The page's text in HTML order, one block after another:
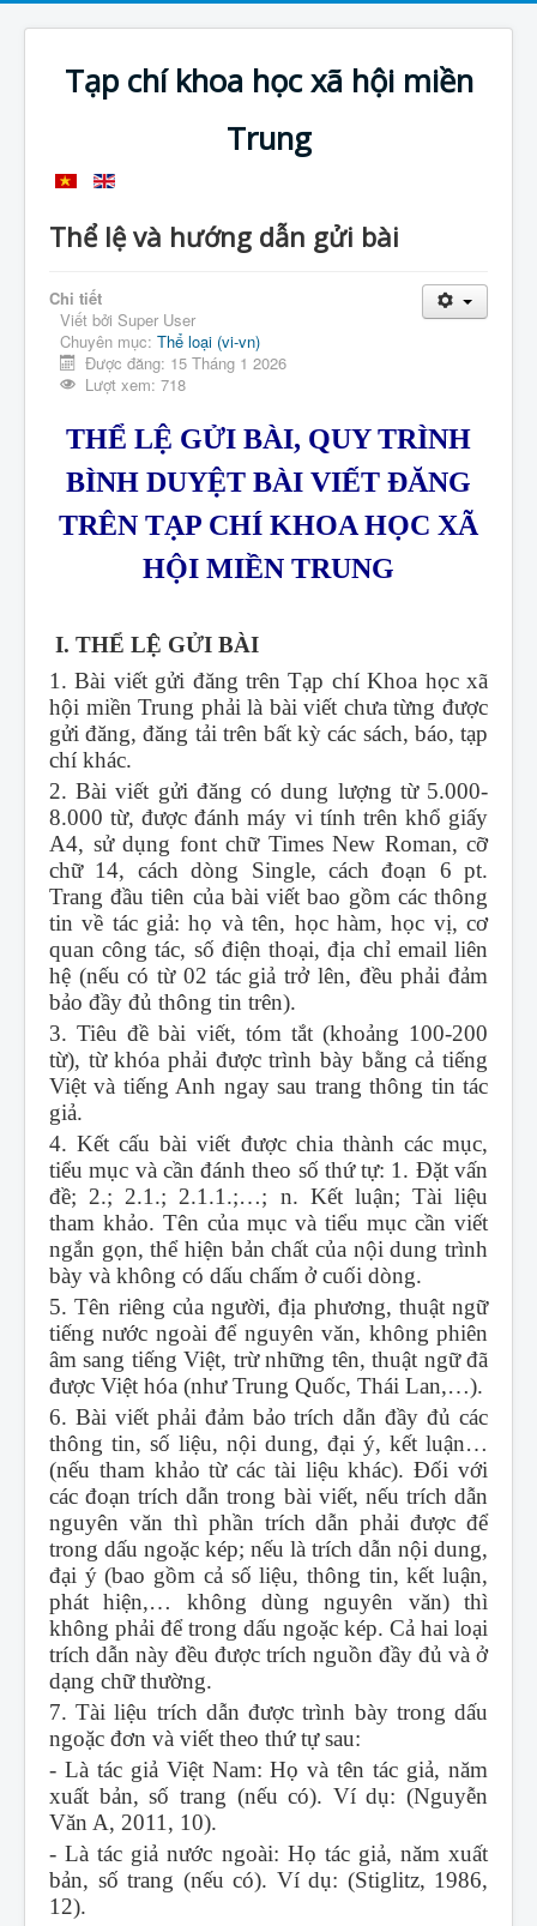
Tạp chí khoa học xã hội miền
Trung
Thể lệ và hướng dẫn gửi bài
Chi tiết
Viết bởi Super User
Chuyên mục: Thể loại (vi-vn)
Được đăng: 15 Tháng 1 2026
Lượt xem: 718
THỂ LỆ GỬI BÀI, QUY TRÌNH
BÌNH DUYỆT BÀI VIẾT ĐĂNG
TRÊN TẠP CHÍ KHOA HỌC XÃ
HỘI MIỀN TRUNG
I. THỂ LỆ GỬI BÀI
1. Bài viết gửi đăng trên Tạp chí Khoa học xã
hội miền Trung phải là bài viết chưa từng được
gửi đăng, đăng tải trên bất kỳ các sách, báo, tạp
chí khác.
2. Bài viết gửi đăng có dung lượng từ 5.000-
8.000 từ, được đánh máy vi tính trên khổ giấy
A4, sử dụng font chữ Times New Roman, cỡ
chữ 14, cách dòng Single, cách đoạn 6 pt.
Trang đầu tiên của bài viết bao gồm các thông
tin về tác giả: họ và tên, học hàm, học vị, cơ
quan công tác, số điện thoại, địa chỉ email liên
hệ (nếu có từ 02 tác giả trở lên, đều phải đảm
bảo đầy đủ thông tin trên).
3. Tiêu đề bài viết, tóm tắt (khoảng 100-200
từ), từ khóa phải được trình bày bằng cả tiếng
Việt và tiếng Anh ngay sau trang thông tin tác
giả.
4. Kết cấu bài viết được chia thành các mục,
tiểu mục và cần đánh theo số thứ tự: 1. Đặt vấn
đề; 2.; 2.1.; 2.1.1.;…; n. Kết luận; Tài liệu
tham khảo. Tên của mục và tiểu mục cần viết
ngắn gọn, thể hiện bản chất của nội dung trình
bày và không có dấu chấm ở cuối dòng.
5. Tên riêng của người, địa phương, thuật ngữ
tiếng nước ngoài để nguyên văn, không phiên
âm sang tiếng Việt, trừ những tên, thuật ngữ đã
được Việt hóa (như Trung Quốc, Thái Lan,…).
6. Bài viết phải đảm bảo trích dẫn đầy đủ các
thông tin, số liệu, nội dung, đại ý, kết luận…
(nếu tham khảo từ các tài liệu khác). Đối với
các đoạn trích dẫn trong bài viết, nếu trích dẫn
nguyên văn thì phần trích dẫn phải được để
trong dấu ngoặc kép; nếu là trích dẫn nội dung,
đại ý (bao gồm cả số liệu, thông tin, kết luận,
phát hiện,… không dùng nguyên văn) thì
không phải để trong dấu ngoặc kép. Cả hai loại
trích dẫn này đều được trích nguồn đầy đủ và ở
dạng chữ thường.
7. Tài liệu trích dẫn được trình bày trong dấu
ngoặc đơn và viết theo thứ tự sau:
- Là tác giả Việt Nam: Họ và tên tác giả, năm
xuất bản, số trang (nếu có). Ví dụ: (Nguyễn
Văn A, 2011, 10).
- Là tác giả nước ngoài: Họ tác giả, năm xuất
bản, số trang (nếu có). Ví dụ: (Stiglitz, 1986,
12).